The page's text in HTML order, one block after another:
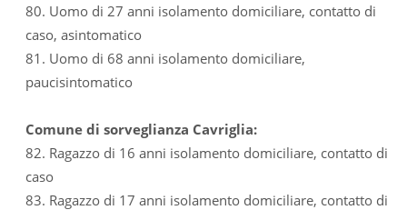
80. Uomo di 27 anni isolamento domiciliare, contatto di
caso, asintomatico
81. Uomo di 68 anni isolamento domiciliare,
paucisintomatico
Comune di sorveglianza Cavriglia:
82. Ragazzo di 16 anni isolamento domiciliare, contatto di
caso
83. Ragazzo di 17 anni isolamento domiciliare, contatto di